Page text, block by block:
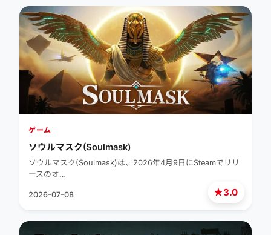
★3.0
ゲーム
ソウルマスク(Soulmask)
ソウルマスク(Soulmask)は、2026年4月9日にSteamでリリ
ースのオ…
2026-07-08